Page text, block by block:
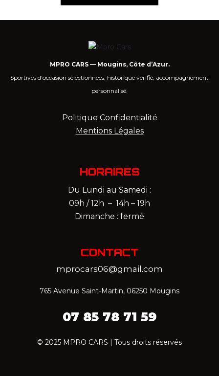
MPRO CARS — Mougins, Côte d’Azur.
Sportives d’occasion sélectionnées, historique vérifié, accompagnement
personnalisé.
Politique Confidentialité
Mentions Légales
HORAIRES
Du Lundi au Samedi :
09h / 12h – 14h – 19h
Dimanche : fermé
CONTACT
mprocars06@gmail.com
765 Avenue Saint-Martin, 06250 Mougins
07 85 78 71 59‬
© 2025 MPRO CARS | Tous droits réservés